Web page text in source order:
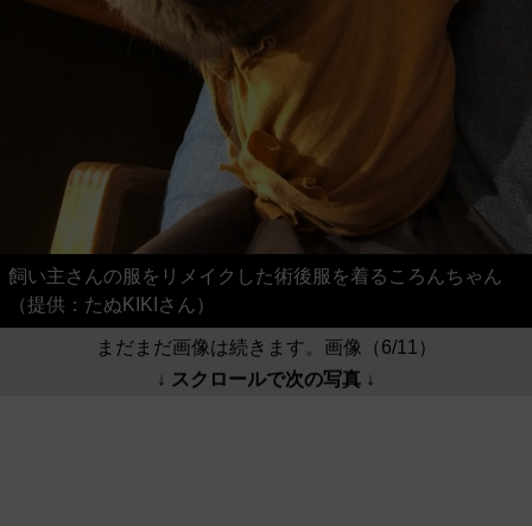
飼い主さんの服をリメイクした術後服を着るころんちゃん
（提供：たぬKIKIさん）
まだまだ画像は続きます。画像（6/11）
↓ スクロールで次の写真 ↓